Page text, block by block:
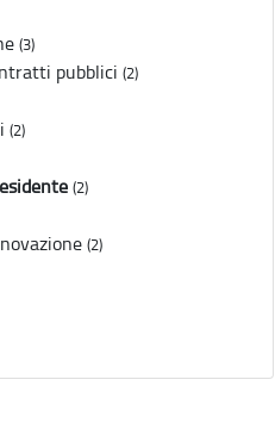
(3)
pubblici (2)
(2)
(2)
(2)